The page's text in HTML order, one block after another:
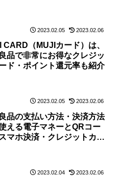
2023.02.05 2023.02.06
CARD（MUJIカード）は、
品で非常にお得なクレジッ
ド・ポイント還元率も紹介
2023.02.05 2023.02.06
品の支払い方法・決済方法
える電子マネーとQRコー
マホ決済・クレジットカー
2023.02.04 2023.02.06